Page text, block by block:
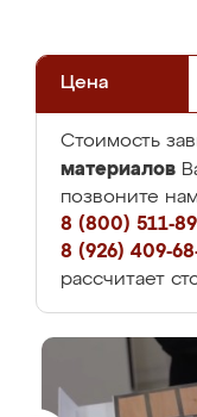
Цена
Стоимость
материалов
позвоните
8 (800) 511-
8 (926) 409-
рассчитает